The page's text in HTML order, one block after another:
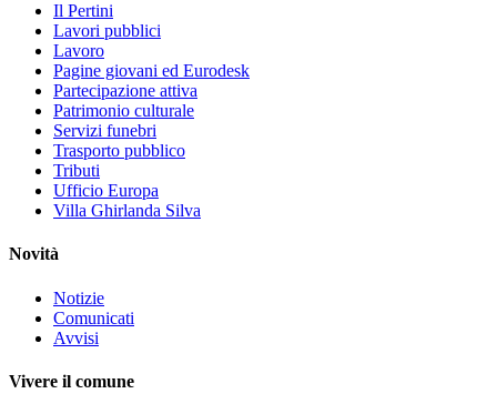
Il Pertini
Lavori pubblici
Lavoro
Pagine giovani ed Eurodesk
Partecipazione attiva
Patrimonio culturale
Servizi funebri
Trasporto pubblico
Tributi
Ufficio Europa
Villa Ghirlanda Silva
Novità
Notizie
Comunicati
Avvisi
Vivere il comune